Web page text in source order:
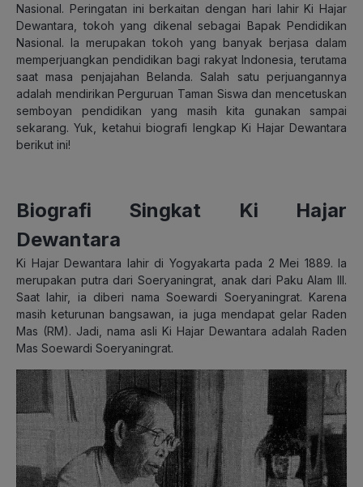
Nasional. Peringatan ini berkaitan dengan hari lahir Ki Hajar
Dewantara, tokoh yang dikenal sebagai Bapak Pendidikan
Nasional. Ia merupakan tokoh yang banyak berjasa dalam
memperjuangkan pendidikan bagi rakyat Indonesia, terutama
saat masa penjajahan Belanda. Salah satu perjuangannya
adalah mendirikan Perguruan Taman Siswa dan mencetuskan
semboyan pendidikan yang masih kita gunakan sampai
sekarang. Yuk, ketahui biografi lengkap Ki Hajar Dewantara
berikut ini!
Biografi Singkat Ki Hajar
Dewantara
Ki Hajar Dewantara lahir di Yogyakarta pada 2 Mei 1889. Ia
merupakan putra dari Soeryaningrat, anak dari Paku Alam III.
Saat lahir, ia diberi nama Soewardi Soeryaningrat. Karena
masih keturunan bangsawan, ia juga mendapat gelar Raden
Mas (RM). Jadi, nama asli Ki Hajar Dewantara adalah Raden
Mas Soewardi Soeryaningrat.